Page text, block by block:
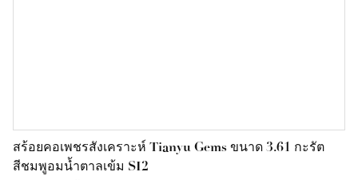
สร้อยคอเพชรสังเคราะห์ Tianyu Gems ขนาด 3.61 กะรัต
สีชมพูอมน้ำตาลเข้ม SI2